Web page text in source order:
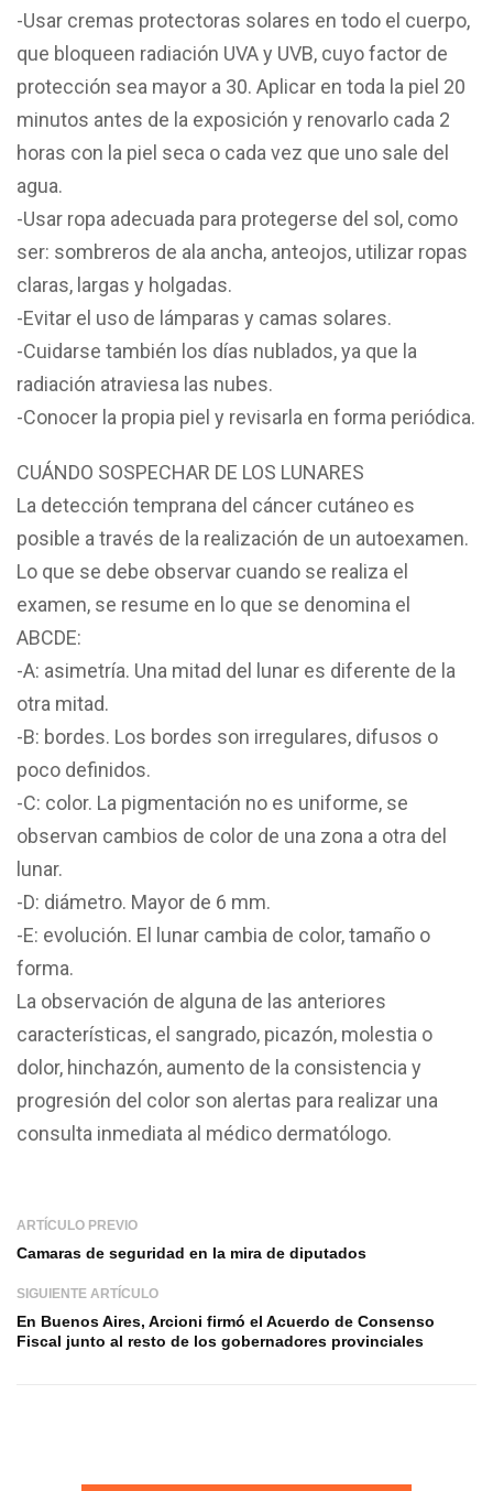
-Usar cremas protectoras solares en todo el cuerpo,
que bloqueen radiación UVA y UVB, cuyo factor de
protección sea mayor a 30. Aplicar en toda la piel 20
minutos antes de la exposición y renovarlo cada 2
horas con la piel seca o cada vez que uno sale del
agua.
-Usar ropa adecuada para protegerse del sol, como
ser: sombreros de ala ancha, anteojos, utilizar ropas
claras, largas y holgadas.
-Evitar el uso de lámparas y camas solares.
-Cuidarse también los días nublados, ya que la
radiación atraviesa las nubes.
-Conocer la propia piel y revisarla en forma periódica.
CUÁNDO SOSPECHAR DE LOS LUNARES
La detección temprana del cáncer cutáneo es
posible a través de la realización de un autoexamen.
Lo que se debe observar cuando se realiza el
examen, se resume en lo que se denomina el
ABCDE:
-A: asimetría. Una mitad del lunar es diferente de la
otra mitad.
-B: bordes. Los bordes son irregulares, difusos o
poco definidos.
-C: color. La pigmentación no es uniforme, se
observan cambios de color de una zona a otra del
lunar.
-D: diámetro. Mayor de 6 mm.
-E: evolución. El lunar cambia de color, tamaño o
forma.
La observación de alguna de las anteriores
características, el sangrado, picazón, molestia o
dolor, hinchazón, aumento de la consistencia y
progresión del color son alertas para realizar una
consulta inmediata al médico dermatólogo.
ARTÍCULO PREVIO
Camaras de seguridad en la mira de diputados
SIGUIENTE ARTÍCULO
En Buenos Aires, Arcioni firmó el Acuerdo de Consenso
Fiscal junto al resto de los gobernadores provinciales